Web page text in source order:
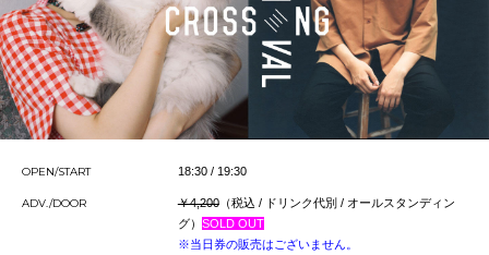
OPEN/START 18:30 / 19:30
ADV./DOOR ￥4,200（税込 / ドリンク代別 / オールスタンディン
グ） SOLD OUT
※当日券の販売はございません。